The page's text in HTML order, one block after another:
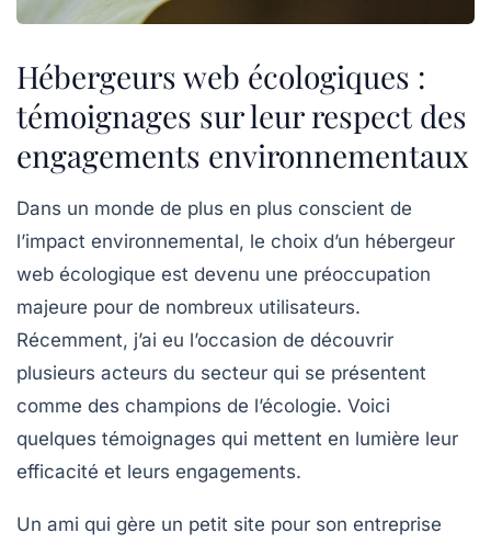
Hébergeurs web écologiques :
témoignages sur leur respect des
engagements environnementaux
Dans un monde de plus en plus conscient de
l’impact environnemental, le choix d’un hébergeur
web écologique est devenu une préoccupation
majeure pour de nombreux utilisateurs.
Récemment, j’ai eu l’occasion de découvrir
plusieurs acteurs du secteur qui se présentent
comme des champions de l’écologie. Voici
quelques témoignages qui mettent en lumière leur
efficacité et leurs engagements.
Un ami qui gère un petit site pour son entreprise